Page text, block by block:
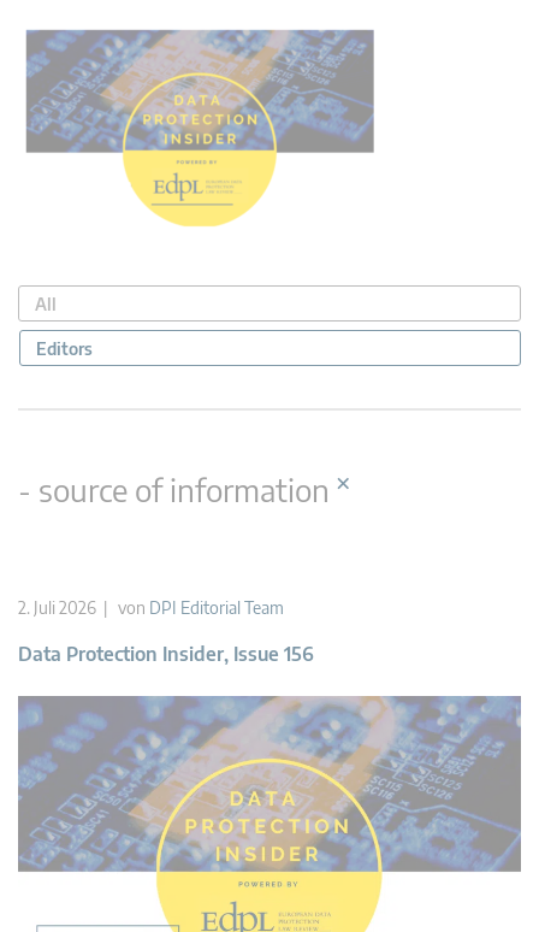
All
Editors
- source of information ×
2. Juli 2026 | von DPI Editorial Team
Data Protection Insider, Issue 156